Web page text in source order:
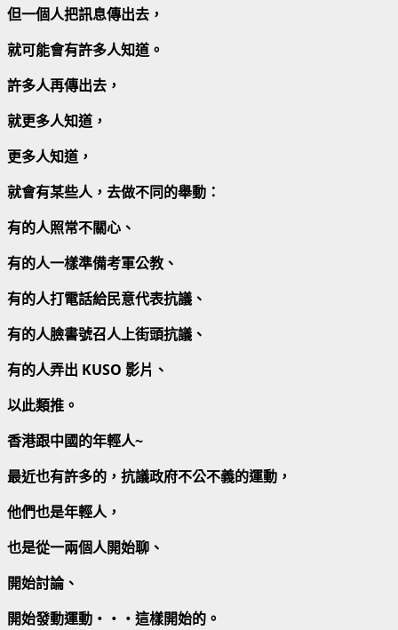
但一個人把訊息傳出去，
就可能會有許多人知道。
許多人再傳出去，
就更多人知道，
更多人知道，
就會有某些人，去做不同的舉動：
有的人照常不關心、
有的人一樣準備考軍公教、
有的人打電話給民意代表抗議、
有的人臉書號召人上街頭抗議、
有的人弄出 KUSO 影片、
以此類推。
香港跟中國的年輕人~
最近也有許多的，抗議政府不公不義的運動，
他們也是年輕人，
也是從一兩個人開始聊、
開始討論、
開始發動運動‧‧‧這樣開始的。